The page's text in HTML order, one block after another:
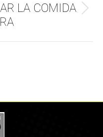
LA COMIDA